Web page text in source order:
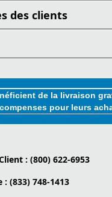
des clients
de la livraison
pour leurs
: (800) 622-6953
: (833) 748-1413